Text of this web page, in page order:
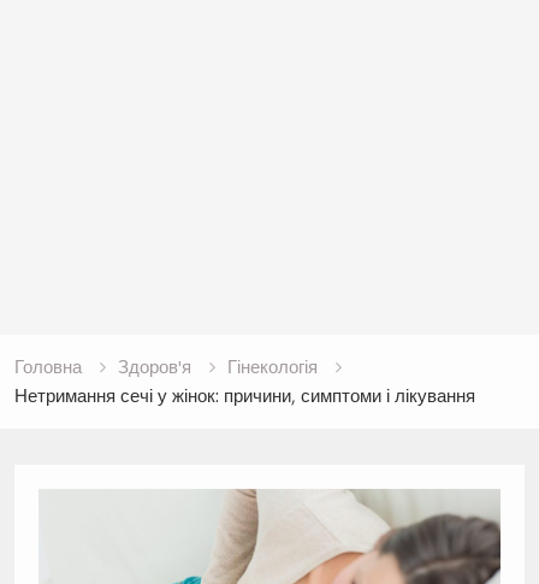
Головна Здоров'я
Гінекологія
Нетримання сечі у жінок: причини, симптоми і лікування